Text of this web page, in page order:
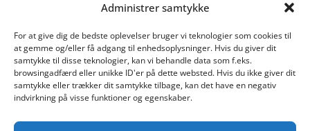
Administrer samtykke
For at give dig de bedste oplevelser bruger vi teknologier som cookies til
at gemme og/eller få adgang til enhedsoplysninger. Hvis du giver dit
samtykke til disse teknologier, kan vi behandle data som f.eks.
browsingadfærd eller unikke ID'er på dette websted. Hvis du ikke giver dit
samtykke eller trækker dit samtykke tilbage, kan det have en negativ
indvirkning på visse funktioner og egenskaber.
Kategorier
Læs vores guide til online shopping